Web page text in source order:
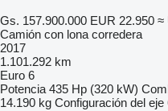
Gs. 157.900.000 EUR 22.950 ≈
Camión con lona corredera
2017
1.101.292 km
Euro 6
Potencia 435 Hp (320 kW)
14.190 kg Configuración del eje